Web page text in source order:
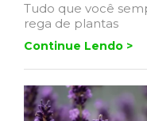
Tudo que você
rega de plantas
Continue Lendo >